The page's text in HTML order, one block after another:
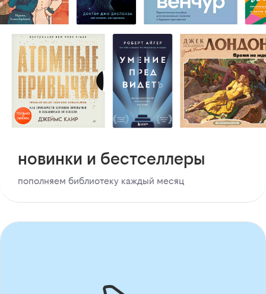
новинки и бестселлеры
пополняем библиотеку каждый месяц